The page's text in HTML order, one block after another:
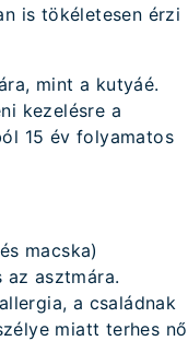
is tökéletesen érzi
mint a kutyáé.
kezelésre a
15 év folyamatos
macska)
asztmára.
a családnak
miatt terhes nő